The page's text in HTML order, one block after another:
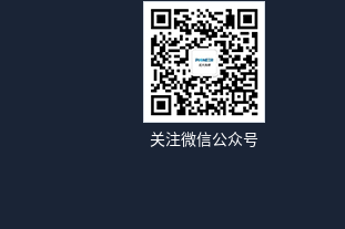
关注微信公众号